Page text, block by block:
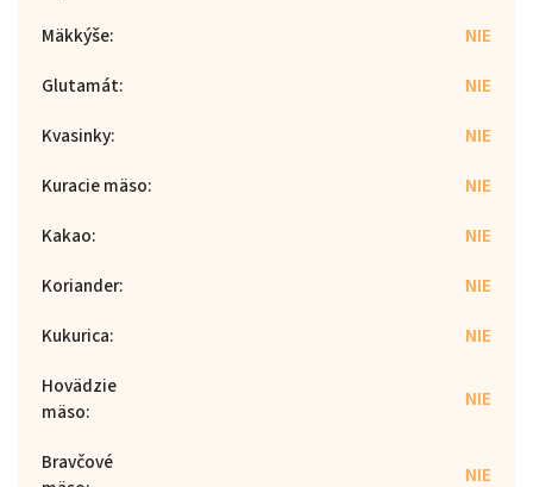
Mäkkýše:
NIE
Glutamát:
NIE
Kvasinky:
NIE
Kuracie mäso:
NIE
Kakao:
NIE
Koriander:
NIE
Kukurica:
NIE
Hovädzie
mäso: NIE
Bravčové
NIE